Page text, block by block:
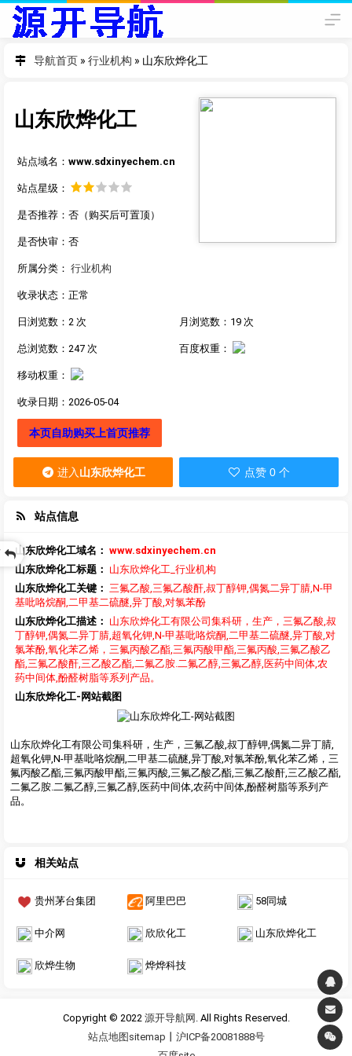
导航首页 » 行业机构 » 山东欣烨化工
山东欣烨化工
站点域名： www.sdxinyechem.cn
站点星级：
是否推荐：否（购买后可置顶）
是否快审：否
所属分类： 行业机构
收录状态：正常
日浏览数：2 次 月浏览数：19 次
总浏览数：247 次 百度权重：
移动权重：
收录日期：2026-05-04
本页自助购买上首页推荐
进入 山东欣烨化工 点赞 0 个
站点信息
山东欣烨化工域名： www.sdxinyechem.cn
山东欣烨化工标题： 山东欣烨化工_行业机构
山东欣烨化工关键： 三氟乙酸,三氟乙酸酐,叔丁醇钾,偶氮二异丁腈,N-甲
基吡咯烷酮,二甲基二硫醚,异丁酸,对氯苯酚
山东欣烨化工描述： 山东欣烨化工有限公司集科研，生产，三氟乙酸,叔
丁醇钾,偶氮二异丁腈,超氧化钾,N-甲基吡咯烷酮,二甲基二硫醚,异丁酸,对
氯苯酚,氧化苯乙烯，三氟丙酸乙酯,三氟丙酸甲酯,三氟丙酸,三氟乙酸乙
酯,三氟乙酸酐,三乙酸乙酯,二氟乙胺.二氟乙醇,三氟乙醇,医药中间体,农
药中间体,酚醛树脂等系列产品。
山东欣烨化工-网站截图
山东欣烨化工有限公司集科研，生产，三氟乙酸,叔丁醇钾,偶氮二异丁腈,
超氧化钾,N-甲基吡咯烷酮,二甲基二硫醚,异丁酸,对氯苯酚,氧化苯乙烯，三
氟丙酸乙酯,三氟丙酸甲酯,三氟丙酸,三氟乙酸乙酯,三氟乙酸酐,三乙酸乙酯,
二氟乙胺.二氟乙醇,三氟乙醇,医药中间体,农药中间体,酚醛树脂等系列产
品。
相关站点
贵州茅台集团 阿里巴巴 58同城
中介网 欣欣化工 山东欣烨化工
欣烨生物 烨烨科技
Copyright © 2022 源开导航网 . All Rights Reserved.
站点地图sitemap
沪ICP备20081888号